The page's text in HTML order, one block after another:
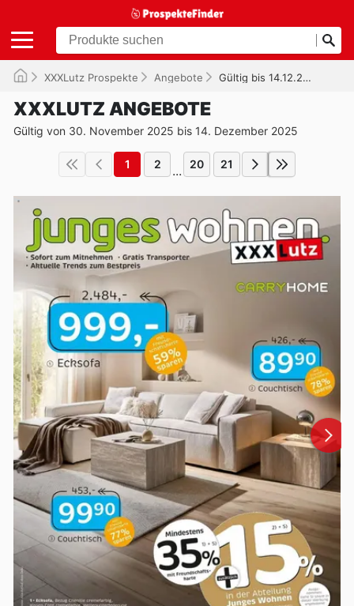
XXXLutz Prospekte Angebote Gültig bis 14.12.2025
XXXLUTZ ANGEBOTE
Gültig von 30. November 2025 bis 14. Dezember 2025
1 2 ... 20 21